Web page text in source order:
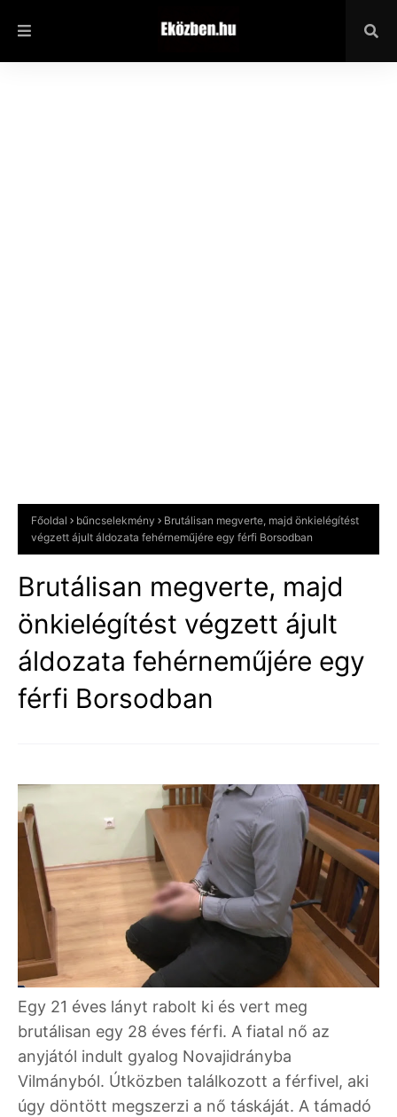
Főoldal bűncselekmény
Brutálisan megverte, majd önkielégítést
végzett ájult áldozata fehérneműjére egy férfi Borsodban
Brutálisan megverte, majd
önkielégítést végzett ájult
áldozata fehérneműjére egy
férfi Borsodban
Egy 21 éves lányt rabolt ki és vert meg
brutálisan egy 28 éves férfi. A fiatal nő az
anyjától indult gyalog Novajidrányba
Vilmányból. Útközben találkozott a férfivel, aki
úgy döntött megszerzi a nő táskáját. A támadó